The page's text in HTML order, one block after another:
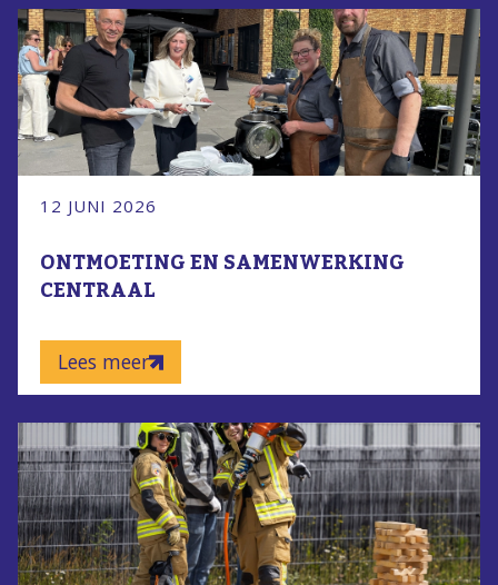
12 JUNI 2026
ONTMOETING EN SAMENWERKING
CENTRAAL
Lees meer